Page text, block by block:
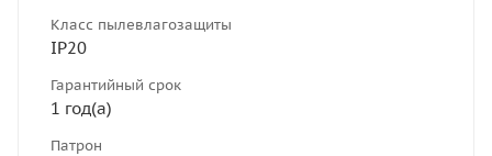
Класс пылевлагозащиты
IP20
Гарантийный срок
1 год(а)
Патрон